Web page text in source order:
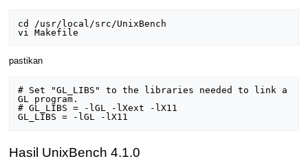
cd /usr/local/src/UnixBench
pastikan
# Set "GL_LIBS" to the libraries needed to link a
GL program.
# GL_LIBS = -lGL -lXext -lX11
Hasil UnixBench 4.1.0